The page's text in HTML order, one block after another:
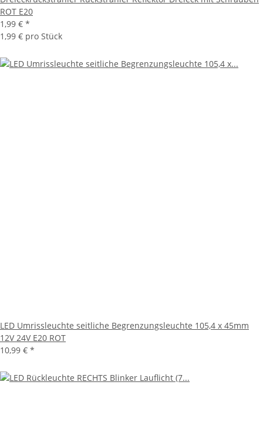
ROT E20
1,99 € *
1,99 € pro Stück
LED Umrissleuchte seitliche Begrenzungsleuchte 105,4 x 45mm
12V 24V E20 ROT
10,99 € *